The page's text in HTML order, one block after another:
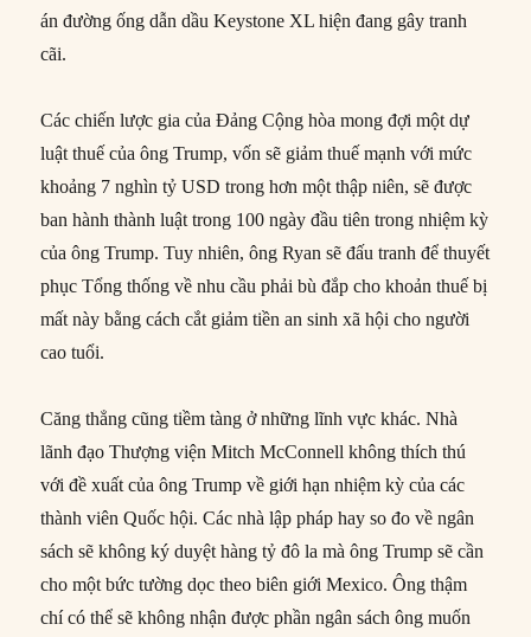
án đường ống dẫn dầu Keystone XL hiện đang gây tranh
cãi.
Các chiến lược gia của Đảng Cộng hòa mong đợi một dự
luật thuế của ông Trump, vốn sẽ giảm thuế mạnh với mức
khoảng 7 nghìn tỷ USD trong hơn một thập niên, sẽ được
ban hành thành luật trong 100 ngày đầu tiên trong nhiệm kỳ
của ông Trump. Tuy nhiên, ông Ryan sẽ đấu tranh để thuyết
phục Tổng thống về nhu cầu phải bù đắp cho khoản thuế bị
mất này bằng cách cắt giảm tiền an sinh xã hội cho người
cao tuổi.
Căng thẳng cũng tiềm tàng ở những lĩnh vực khác. Nhà
lãnh đạo Thượng viện Mitch McConnell không thích thú
với đề xuất của ông Trump về giới hạn nhiệm kỳ của các
thành viên Quốc hội. Các nhà lập pháp hay so đo về ngân
sách sẽ không ký duyệt hàng tỷ đô la mà ông Trump sẽ cần
cho một bức tường dọc theo biên giới Mexico. Ông thậm
chí có thể sẽ không nhận được phần ngân sách ông muốn